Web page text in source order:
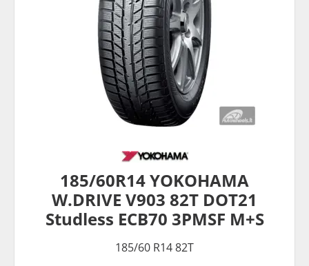
185/60R14 YOKOHAMA
W.DRIVE V903 82T DOT21
Studless ECB70 3PMSF M+S
185/60 R14 82T